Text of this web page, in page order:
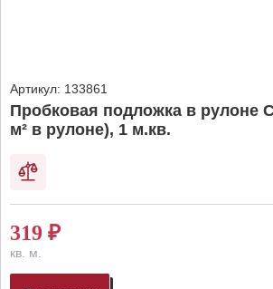
Артикул: 133861
Пробковая подложка в рулоне
м² в рулоне), 1 м.кв.
319 ₽
кв. м.